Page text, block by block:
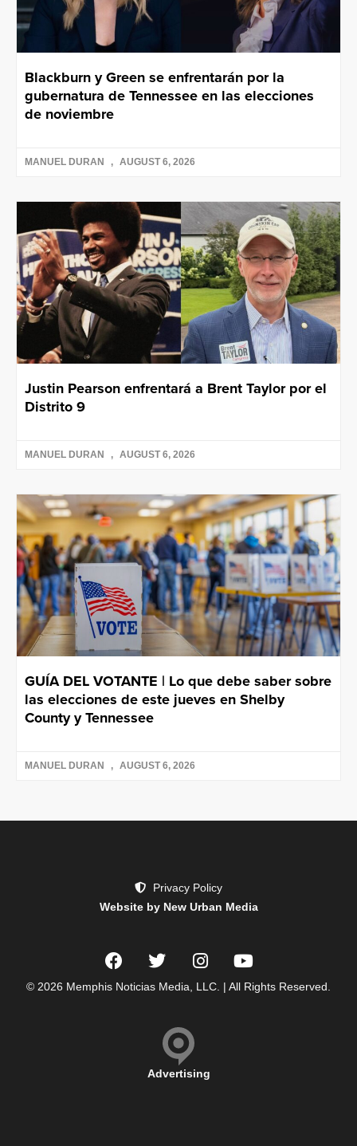
Blackburn y Green se enfrentarán por la
gubernatura de Tennessee en las elecciones
de noviembre
MANUEL DURAN AUGUST 6, 2026
Justin Pearson enfrentará a Brent Taylor por el
Distrito 9
MANUEL DURAN AUGUST 6, 2026
GUÍA DEL VOTANTE | Lo que debe saber sobre
las elecciones de este jueves en Shelby
County y Tennessee
MANUEL DURAN AUGUST 6, 2026
Privacy Policy
Website by New Urban Media
© 2026 Memphis Noticias Media, LLC. | All Rights Reserved.
Advertising